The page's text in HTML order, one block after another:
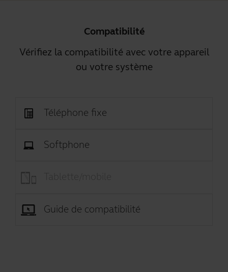
Compatibilité
Vérifiez la compatibilité avec votre appareil
ou votre système
Téléphone fixe
Softphone
Guide de compatibilité